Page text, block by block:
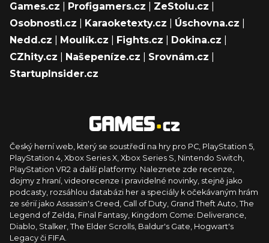
Games.cz
Profigamers.cz ZeStolu.cz
Osobnosti.cz
Karaoketexty.cz Úschovna.cz
Nedd.cz
Moulík.cz Fights.cz Dokina.cz
CZhity.cz
Našepeníze.cz Srovnám.cz
StartupInsider.cz
Český herní web, který se soustředí na hry pro PC, PlayStation 5,
PlayStation 4, Xbox Series X, Xbox Series S, Nintendo Switch,
PlayStation VR2 a další platformy. Naleznete zde recenze,
dojmy z hraní, videorecenze i pravidelné novinky, stejně jako
podcasty, rozsáhlou databázi her a speciály k očekávaným hrám
ze sérií jako Assassin's Creed, Call of Duty, Grand Theft Auto, The
Legend of Zelda, Final Fantasy, Kingdom Come: Deliverance,
Diablo, Stalker, The Elder Scrolls, Baldur's Gate, Hogwart's
Legacy či FIFA.